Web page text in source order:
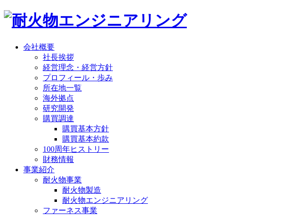
会社概要
社長挨拶
経営理念・経営方針
プロフィール・歩み
所在地一覧
海外拠点
研究開発
購買調達
購買基本方針
購買基本約款
100周年ヒストリー
財務情報
事業紹介
耐火物事業
耐火物製造
耐火物エンジニアリング
ファーネス事業